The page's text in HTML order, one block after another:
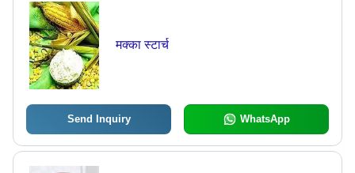
मक्का स्टार्च
Send Inquiry WhatsApp